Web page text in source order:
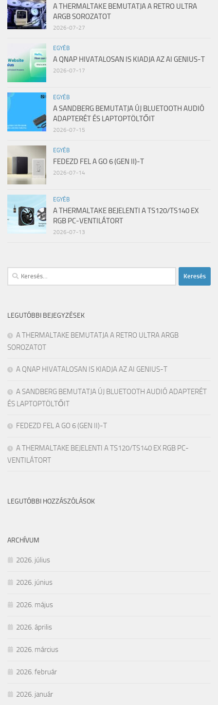
A THERMALTAKE BEMUTATJA A RETRO ULTRA
ARGB SOROZATOT
2026-07-27
EGYÉB
A QNAP HIVATALOSAN IS KIADJA AZ AI GENIUS-T
2026-07-17
EGYÉB
A SANDBERG BEMUTATJA ÚJ BLUETOOTH AUDIÓ
ADAPTERÉT ÉS LAPTOPTÖLTŐIT
2026-07-15
EGYÉB
FEDEZD FEL A GO 6 (GEN II)-T
2026-07-14
EGYÉB
A THERMALTAKE BEJELENTI A TS120/TS140 EX
RGB PC-VENTILÁTORT
2026-07-13
Keresés:
LEGUTÓBBI BEJEGYZÉSEK
A THERMALTAKE BEMUTATJA A RETRO ULTRA ARGB
SOROZATOT
A QNAP HIVATALOSAN IS KIADJA AZ AI GENIUS-T
A SANDBERG BEMUTATJA ÚJ BLUETOOTH AUDIÓ ADAPTERÉT
ÉS LAPTOPTÖLTŐIT
FEDEZD FEL A GO 6 (GEN II)-T
A THERMALTAKE BEJELENTI A TS120/TS140 EX RGB PC-
VENTILÁTORT
LEGUTÓBBI HOZZÁSZÓLÁSOK
ARCHÍVUM
2026. július
2026. június
2026. május
2026. április
2026. március
2026. február
2026. január